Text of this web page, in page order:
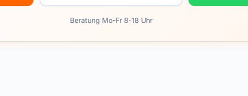
Beratung Mo-Fr 8-18 Uhr